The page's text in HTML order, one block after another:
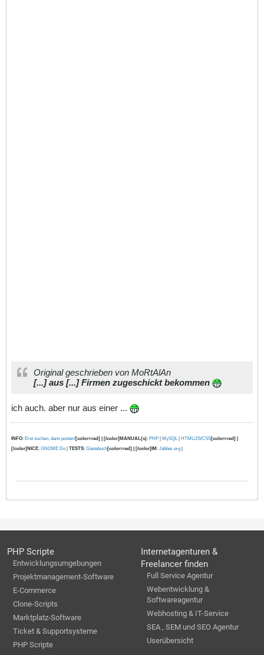
Original geschrieben von MoRtAlAn
[...] aus [...] Firmen zugeschickt bekommen
ich auch. aber nur aus einer ...
INFO: Erst suchen, dann posten![color=red] | [/color]MANUAL(s): PHP MySQL HTML/JS/CSS[color=red] |
[/color]NICE: GNOME Do TESTS: Gästebuch[color=red] | [/color]IM : Jabber.org
PHP Scripte
Entwicklungsumgebungen
Projektmanagement-Software
E-Commerce
Clone-Scripts
Marktplatz-Software
Ticket & Supportsysteme
PHP Scripte
Internetagenturen &
Freelancer finden
Full Service Agentur
Webentwicklung &
Softwareagentur
Webhosting & IT-Service
SEA , SEM und SEO Agentur
Userübersicht